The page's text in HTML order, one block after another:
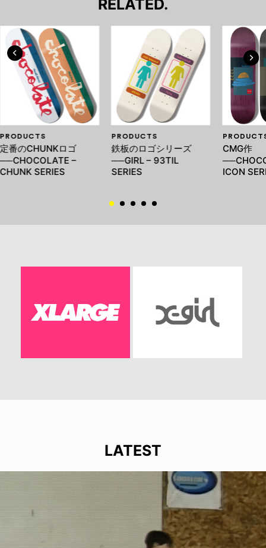
RELATED.
PRODUCTS
定番のCHUNKロゴ
──CHOCOLATE –
CHUNK SERIES
PRODUCTS
鉄板のロゴシリーズ
──GIRL – 93TIL
SERIES
CMG作
ICON
LATEST